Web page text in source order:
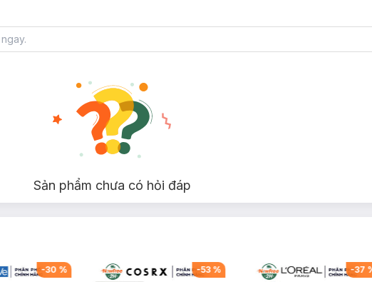
Sản phẩm chưa có hỏi đáp
-30 % -53% -37